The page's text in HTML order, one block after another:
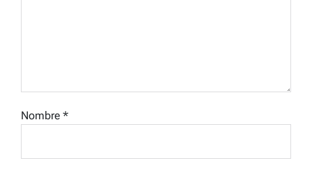
Nombre *